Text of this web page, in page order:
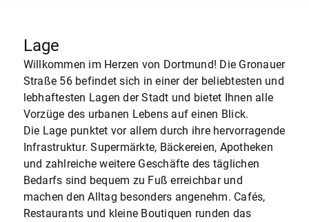
Lage
Willkommen im Herzen von Dortmund! Die Gronauer
Straße 56 befindet sich in einer der beliebtesten und
lebhaftesten Lagen der Stadt und bietet Ihnen alle
Vorzüge des urbanen Lebens auf einen Blick.
Die Lage punktet vor allem durch ihre hervorragende
Infrastruktur. Supermärkte, Bäckereien, Apotheken
und zahlreiche weitere Geschäfte des täglichen
Bedarfs sind bequem zu Fuß erreichbar und
machen den Alltag besonders angenehm. Cafés,
Restaurants und kleine Boutiquen runden das